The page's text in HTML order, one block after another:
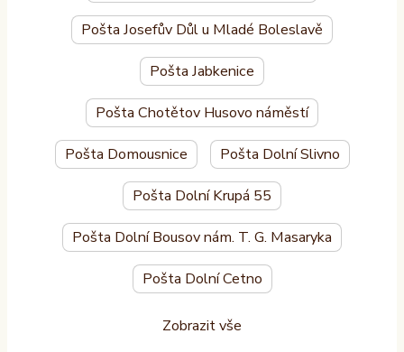
Pošta Josefův Důl u Mladé Boleslavě
Pošta Jabkenice
Pošta Chotětov Husovo náměstí
Pošta Domousnice Pošta Dolní Slivno
Pošta Dolní Krupá 55
Pošta Dolní Bousov nám. T. G. Masaryka
Pošta Dolní Cetno
Zobrazit vše